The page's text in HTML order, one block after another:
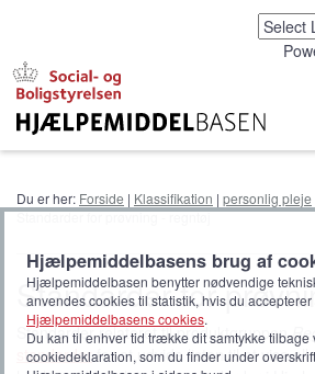
d Du er her: Forside | Klassifikation | personlig pleje
Standarder for prøvning - regntøj
Standarder for
Standarder relateret til produktgruppen
standarderfor at udvide listen til at vise
Hjælpemiddelbasens brug af
Hjælpemiddelbasen benytter nødvendige
anvendes cookies til statistik, hvis du
Hjælpemiddelbasens cookies.
Du kan til enhver tid trække dit samtykke
cookiedeklaration, som du finder under